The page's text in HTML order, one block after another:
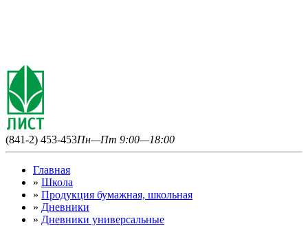
(841-2) 453-453Пн—Пт 9:00—18:00
Главная
» Школа
» Продукция бумажная, школьная
» Дневники
» Дневники универсальные